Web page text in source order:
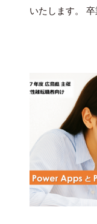
いたします。